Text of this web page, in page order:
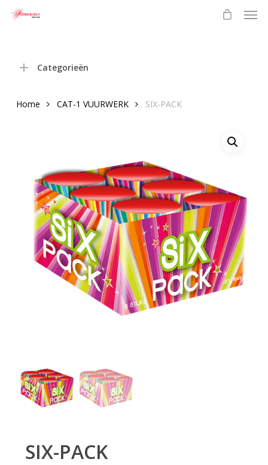
Categorieën
Home CAT-1 VUURWERK SIX-PACK
SIX-PACK